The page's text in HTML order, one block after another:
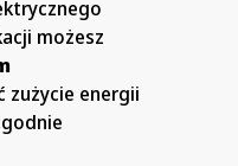
możesz
zużycie energii